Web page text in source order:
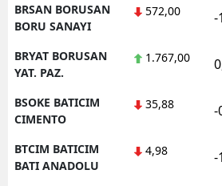
BRSAN BORUSAN
BORU SANAYI
572,00 -
BRYAT BORUSAN
YAT. PAZ.
1.767,00
BSOKE BATICIM
CIMENTO
35,88 -
BTCIM BATICIM
BATI ANADOLU
4,98 -